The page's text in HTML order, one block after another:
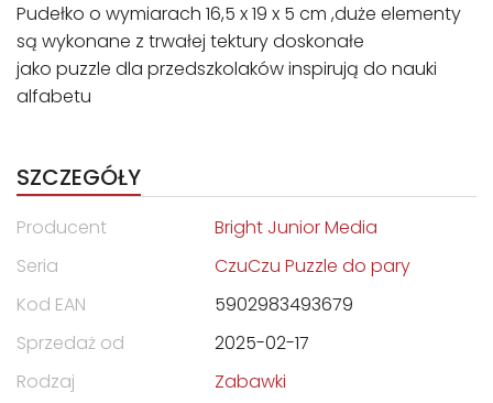
Pudełko o wymiarach 16,5 x 19 x 5 cm ,duże elementy
są wykonane z trwałej tektury doskonałe
jako puzzle dla przedszkolaków inspirują do nauki
alfabetu
SZCZEGÓŁY
Producent
Bright Junior Media
Seria
CzuCzu Puzzle do pary
Kod EAN
5902983493679
Sprzedaż od
2025-02-17
Rodzaj
Zabawki